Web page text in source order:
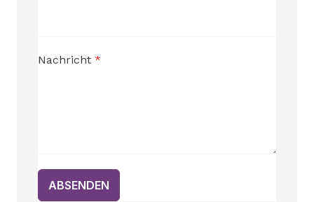
Nachricht *
ABSENDEN